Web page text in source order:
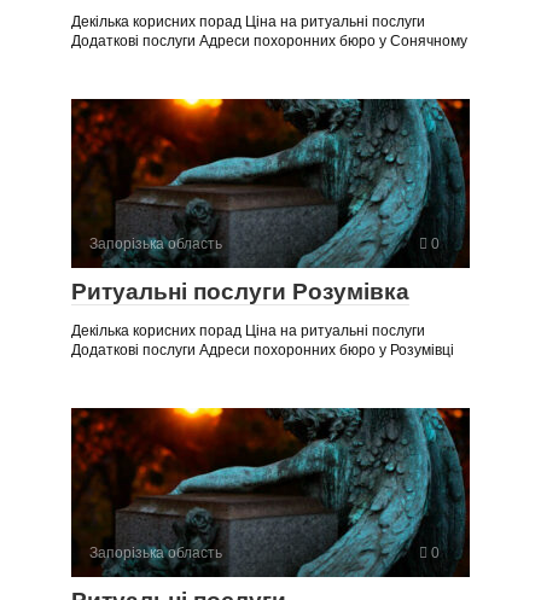
Декілька корисних порад Ціна на ритуальні послуги
Додаткові послуги Адреси похоронних бюро у Сонячному
Запорізька область 0
Ритуальні послуги Розумівка
Декілька корисних порад Ціна на ритуальні послуги
Додаткові послуги Адреси похоронних бюро у Розумівці
Запорізька область 0